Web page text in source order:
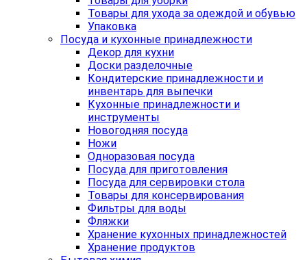
Товары для ухода за одеждой и обувью
Упаковка
Посуда и кухонные принадлежности
Декор для кухни
Доски разделочные
Кондитерские принадлежности и
инвентарь для выпечки
Кухонные принадлежности и
инструменты
Новогодняя посуда
Ножи
Одноразовая посуда
Посуда для приготовления
Посуда для сервировки стола
Товары для консервирования
Фильтры для воды
Фляжки
Хранение кухонных принадлежностей
Хранение продуктов